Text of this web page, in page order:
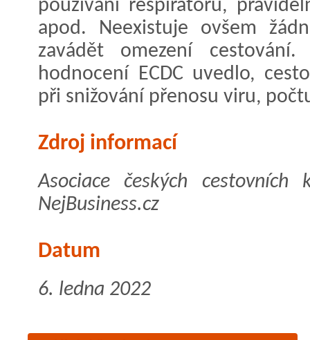
používání respirátorů,
apod. Neexistuje ovšem
zavádět omezení
hodnocení ECDC uvedlo,
při snižování přenosu viru,
Zdroj informací
Asociace českých
NejBusiness.cz
Datum
6. ledna 2022